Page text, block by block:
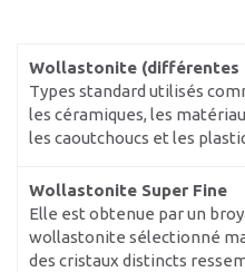
Wollastonite (différentes
Types standard utilisés
les céramiques, les
les caoutchoucs et les
Wollastonite Super Fine
Elle est obtenue par un
wollastonite sélectionné
des cristaux distincts